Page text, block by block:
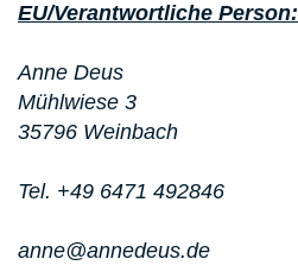
EU/Verantwortliche Person:
Anne Deus
Mühlwiese 3
35796 Weinbach
Tel. +49 6471 492846
anne@annedeus.de